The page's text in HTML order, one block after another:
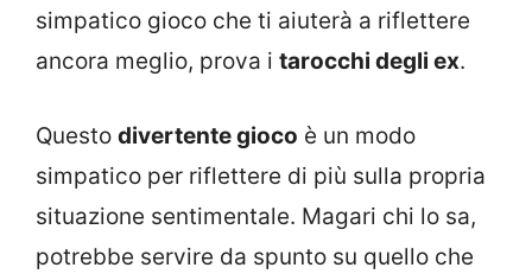
simpatico gioco che ti aiuterà a riflettere
ancora meglio, prova i tarocchi degli ex.
Questo divertente gioco è un modo
simpatico per riflettere di più sulla propria
situazione sentimentale. Magari chi lo sa,
potrebbe servire da spunto su quello che